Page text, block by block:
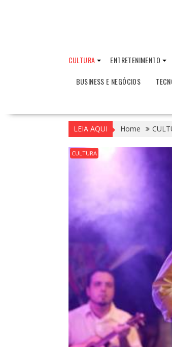
CULTURA ENTRETENIMENTO
BUSINESS E NEGÓCIOS
LEIA AQUI Home
CULTURA